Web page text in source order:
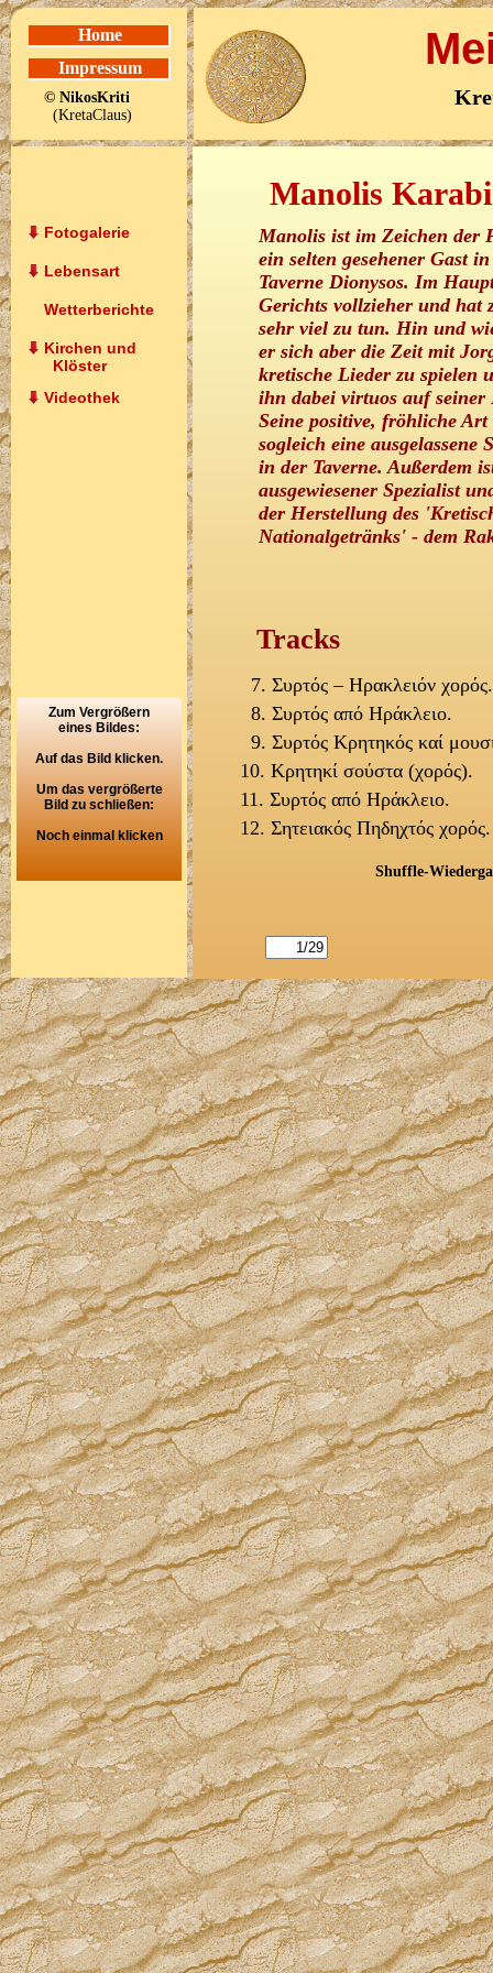
Home
Impressum
© NikosKriti
(KretaClaus)
Fotogalerie
Lebensart
Wetterberichte
Kirchen und
Klöster
Videothek
Zum Vergrößern
eines Bildes:
Auf das Bild klicken.
Um das vergrößerte
Bild zu schließen:
Noch einmal klicken
Manolis
Manolis ist im Zeichen der
ein selten gesehener Gast
Taverne Dionysos. Im
Gerichts vollzieher und hat
sehr viel zu tun. Hin und
er sich aber die Zeit mit
kretische Lieder zu spielen
ihn dabei virtuos auf seiner
Seine positive, fröhliche Art
sogleich eine ausgelassene
in der Taverne. Außerdem
ausgewiesener Spezialist
der Herstellung des
Nationalgetränks' - dem
Tracks
7. Συρτός – Ηρακλειόν χορός.
8. Συρτός από Ηράκλειο.
9. Συρτός Κρητηκός καί
10. Κρητηκί σούστα (χορός).
11. Συρτός από Ηράκλειο.
12. Σητειακός Πηδηχτός χορός.
Shuffle-